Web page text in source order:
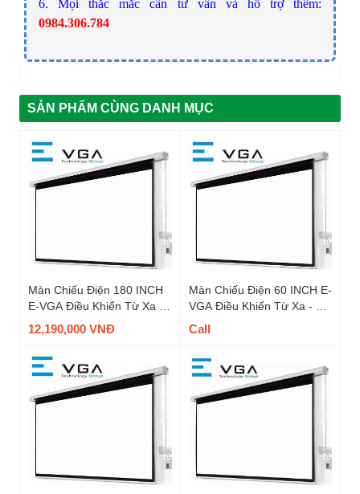
6. Mọi thắc mắc cần tư vấn và hỗ trợ thêm:
0984.306.784
SẢN PHẨM CÙNG DANH MỤC
Màn Chiếu Điện 180 INCH
E-VGA Điều Khiển Từ Xa -
Mã EW180GT, Tỉ Lệ 4 : 3
12,190,000 VNĐ
Màn Chiếu Điện 60 INCH E-
VGA Điều Khiển Từ Xa - Mã
E60GT, Tỉ Lệ 1 : 1
Call